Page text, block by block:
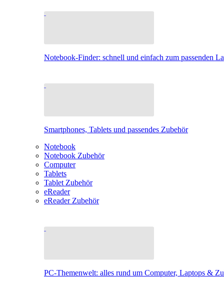
Notebook-Finder: schnell und einfach zum passenden
Smartphones, Tablets und passendes Zubehör
Notebook
Notebook Zubehör
Computer
Tablets
Tablet Zubehör
eReader
eReader Zubehör
PC-Themenwelt: alles rund um Computer, Laptops &